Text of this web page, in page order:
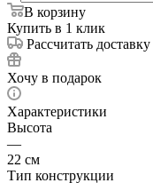
В корзину
Купить в 1 клик
Рассчитать доставку
Хочу в подарок
Характеристики
Высота
—
22 см
Тип конструкции